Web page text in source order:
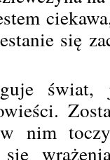
się
nim
się